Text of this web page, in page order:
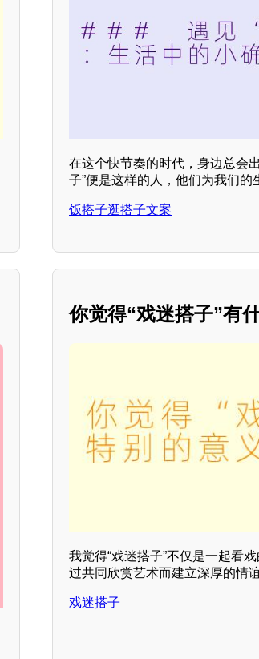
在这个快节奏的时代，身边总会
子”便是这样的人，他们为我们的
饭搭子逛搭子文案
你觉得“戏迷搭子”有
我觉得“戏迷搭子”不仅是一起看
过共同欣赏艺术而建立深厚的情谊
戏迷搭子